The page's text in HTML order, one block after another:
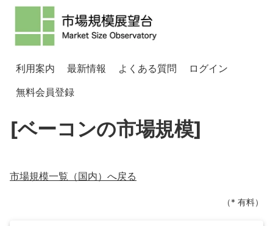
利用案内 最新情報 よくある質問
ログイン
無料会員登録
[ベーコンの市場規模]
市場規模一覧（国内）へ戻る
（* 有料）